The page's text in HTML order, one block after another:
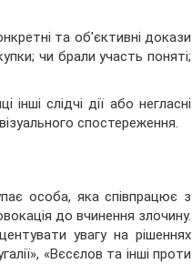
та об'єктивні докази
чи брали участь поняті;
слідчі дії або негласні
спостереження.
особа, яка співпрацює з
до вчинення злочину.
увагу на рішеннях
«Вєсєлов та інші проти